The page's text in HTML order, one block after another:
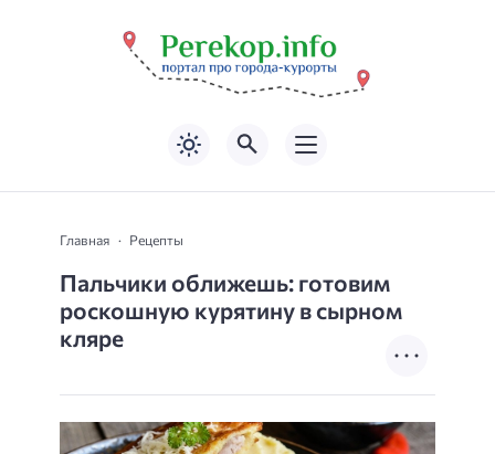
Главная Рецепты
Пальчики оближешь: готовим
роскошную курятину в сырном
кляре